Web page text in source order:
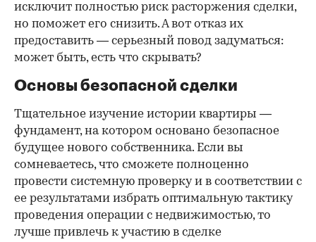
исключит полностью риск расторжения сделки,
но поможет его снизить. А вот отказ их
предоставить — серьезный повод задуматься:
может быть, есть что скрывать?
Основы безопасной сделки
Тщательное изучение истории квартиры —
фундамент, на котором основано безопасное
будущее нового собственника. Если вы
сомневаетесь, что сможете полноценно
провести системную проверку и в соответствии с
ее результатами избрать оптимальную тактику
проведения операции с недвижимостью, то
лучше привлечь к участию в сделке